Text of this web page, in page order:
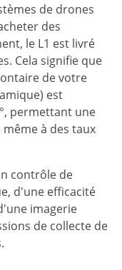
de drones
des
le L1 est livré
Cela signifie que
de votre
est
permettant une
à des taux
contrôle de
d'une efficacité
imagerie
de collecte de